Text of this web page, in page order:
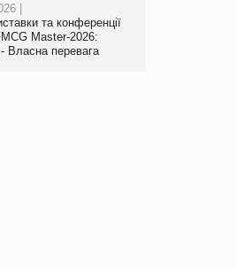
|
та конференції
Master-2026:
Власна перевага